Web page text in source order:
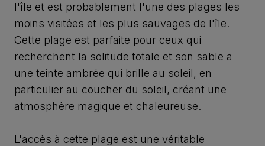
l'île et est probablement l'une des plages les
moins visitées et les plus sauvages de l'île.
Cette plage est parfaite pour ceux qui
recherchent la solitude totale et son sable a
une teinte ambrée qui brille au soleil, en
particulier au coucher du soleil, créant une
atmosphère magique et chaleureuse.
L'accès à cette plage est une véritable